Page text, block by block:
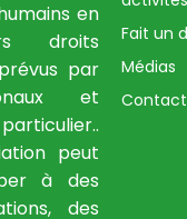
en
droits
par
et
peut
à des
des
Fait un
Médias
Contact